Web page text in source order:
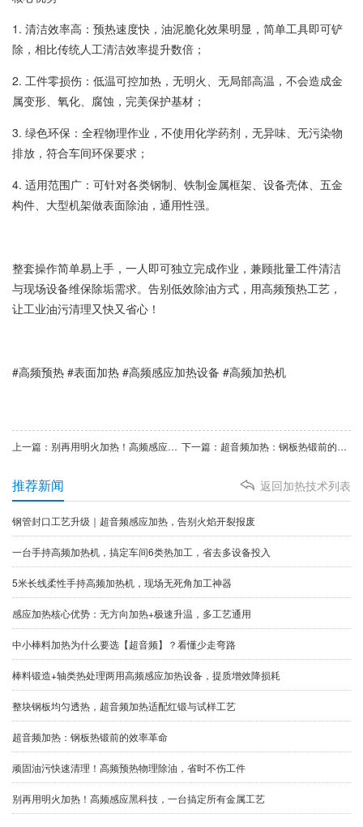
1. 清洁效率高：预热速度快，油泥脆化效果明显，简单工具即可铲
除，相比传统人工清洁效率提升数倍；
2. 工件零损伤：低温可控加热，无明火、无局部高温，不会造成金
属变形、氧化、腐蚀，完美保护基材；
3. 绿色环保：全程物理作业，不使用化学药剂，无异味、无污染物
排放，符合车间环保要求；
4. 适用范围广：可针对各类钢制、铁制金属框架、设备壳体、五金
构件、大型机架做表面除油，通用性强。
整套操作简单易上手，一人即可独立完成作业，兼顾批量工件清洁
与现场设备维保除垢需求。告别低效除油方式，用高频预热工艺，
让工业油污清理又快又省心！
#高频预热 #表面加热 #高频感应加热设备 #高频加热机
上一篇：别再用明火加热！高频感应黑科技，一台搞定所有金属工艺 下一篇：​超音频加热：钢板热锻前的效率革命
返回加热技术列表
推荐新闻
钢管封口工艺升级｜超音频感应加热，告别火焰开裂报废
一台手持高频加热机，搞定车间6类热加工，省去多设备投入
5米长线柔性手持高频加热机，现场无死角加工神器
​感应加热核心优势：无方向加热+极速升温，多工艺通用
中小棒料加热为什么要选【超音频】？看懂少走弯路
棒料锻造+轴类热处理两用高频感应加热设备，提质增效降损耗
整块钢板均匀透热，超音频加热适配红锻与试样工艺
​超音频加热：钢板热锻前的效率革命
顽固油污快速清理！高频预热物理除油，省时不伤工件
别再用明火加热！高频感应黑科技，一台搞定所有金属工艺